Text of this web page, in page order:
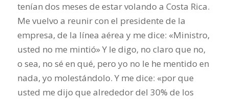
tenían dos meses de estar volando a Costa Rica.
Me vuelvo a reunir con el presidente de la
empresa, de la línea aérea y me dice: «Ministro,
usted no me mintió» Y le digo, no claro que no,
o sea, no sé en qué, pero yo no le he mentido en
nada, yo molestándolo. Y me dice: «por que
usted me dijo que alrededor del 30% de los